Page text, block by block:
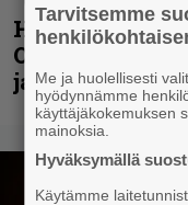
Hellsinki
Opeth,
ja muita
Tarvitsemme
Me ja huolellisesti
hyödynnämme
käyttäjäkokemuksen
mainoksia.
Hyväksymällä
Käytämme